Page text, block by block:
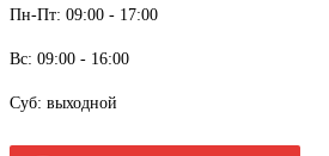
Пн-Пт: 09:00 - 17:00
Вс: 09:00 - 16:00
Суб: выходной